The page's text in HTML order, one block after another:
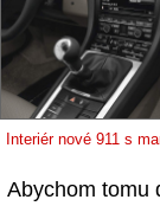
Interiér nové 911 s
Abychom tomu